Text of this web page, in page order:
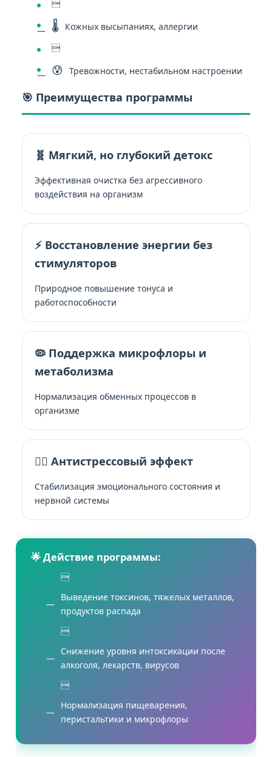

🌡️ Кожных высыпаниях, аллергии

😰 Тревожности, нестабильном настроении
🎯 Преимущества программы
🧬 Мягкий, но глубокий детокс
Эффективная очистка без агрессивного
воздействия на организм
⚡ Восстановление энергии без
стимуляторов
Природное повышение тонуса и
работоспособности
🦠 Поддержка микрофлоры и
метаболизма
Нормализация обменных процессов в
организме
🧘‍♀️ Антистрессовый эффект
Стабилизация эмоционального состояния и
нервной системы
🌟 Действие программы:

Выведение токсинов, тяжелых металлов,
продуктов распада

Снижение уровня интоксикации после
алкоголя, лекарств, вирусов

Нормализация пищеварения,
перистальтики и микрофлоры